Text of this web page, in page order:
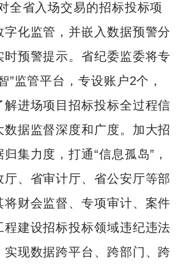
全省入场交易的招标投标项
字化监管，并嵌入数据预警分
时预警提示。省纪委监委将专
”监管平台，专设账户2个，
解进场项目招标投标全过程信
数据监督深度和广度。加大招
集力度，打通“信息孤岛”，
厅、省审计厅、省公安厅等部
将财会监督、专项审计、案件
程建设招标投标领域违纪违法
实现数据跨平台、跨部门、跨